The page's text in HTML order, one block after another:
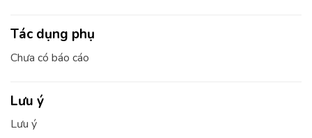
Tác dụng phụ
Chưa có báo cáo
Lưu ý
Lưu ý